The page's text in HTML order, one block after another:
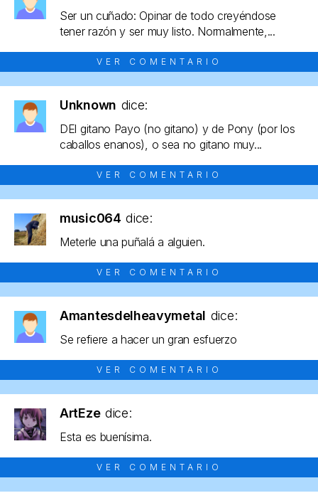
Ser un cuñado: Opinar de todo creyéndose
tener razón y ser muy listo. Normalmente,...
VER COMENTARIO
Unknown dice:
DEl gitano Payo (no gitano) y de Pony (por los
caballos enanos), o sea no gitano muy...
VER COMENTARIO
music064 dice:
Meterle una puñalá a alguien.
VER COMENTARIO
Amantesdelheavymetal dice:
Se refiere a hacer un gran esfuerzo
VER COMENTARIO
ArtEze dice:
Esta es buenísima.
VER COMENTARIO